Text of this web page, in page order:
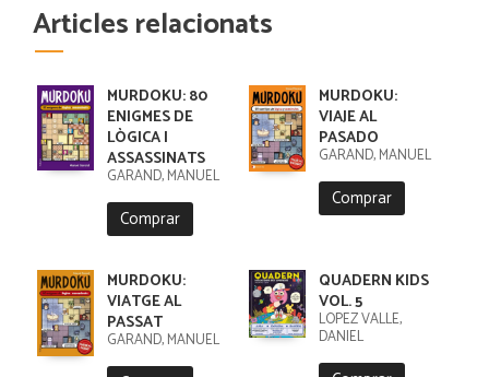
Articles relacionats
MURDOKU: 80
ENIGMES DE
LÒGICA I
ASSASSINATS
GARAND, MANUEL
Comprar
MURDOKU:
VIAJE AL
PASADO
GARAND, MANUEL
Comprar
MURDOKU:
VIATGE AL
PASSAT
GARAND, MANUEL
QUADERN KIDS
VOL. 5
LÓPEZ VALLE,
DANIEL